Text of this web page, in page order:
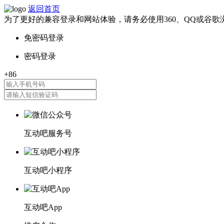
返回首页
为了更好的兼容登录和网站体验，请务必使用360、QQ或谷歌
互动吧服务号
互动吧小程序
互动吧App